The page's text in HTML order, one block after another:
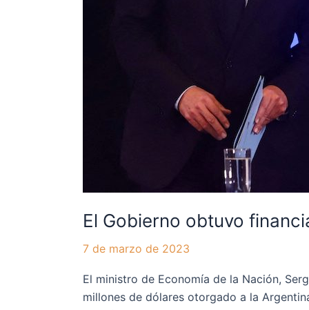
El Gobierno obtuvo
7 de marzo de 2023
El ministro de Economía de la Nación,
millones de dólares otorgado a la